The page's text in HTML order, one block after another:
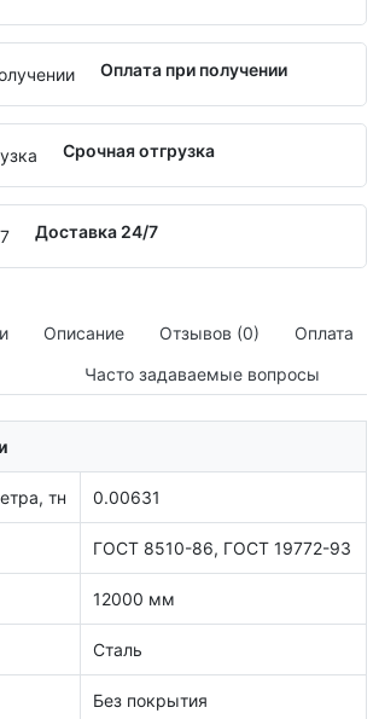
Оплата при получении
Срочная отгрузка
Доставка 24/7
Описание Отзывов (0)
Оплата
Часто задаваемые вопросы
тн 0.00631
ГОСТ 8510-86, ГОСТ 19772-93
12000 мм
Сталь
Без покрытия